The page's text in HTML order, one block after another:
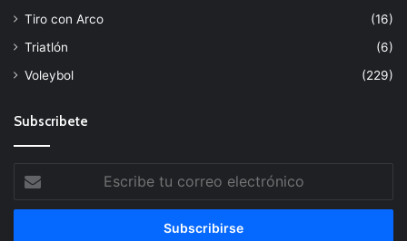
Tiro con Arco
(16)
Triatlón
(6)
Voleybol
(229)
Subscribete
tu
correo